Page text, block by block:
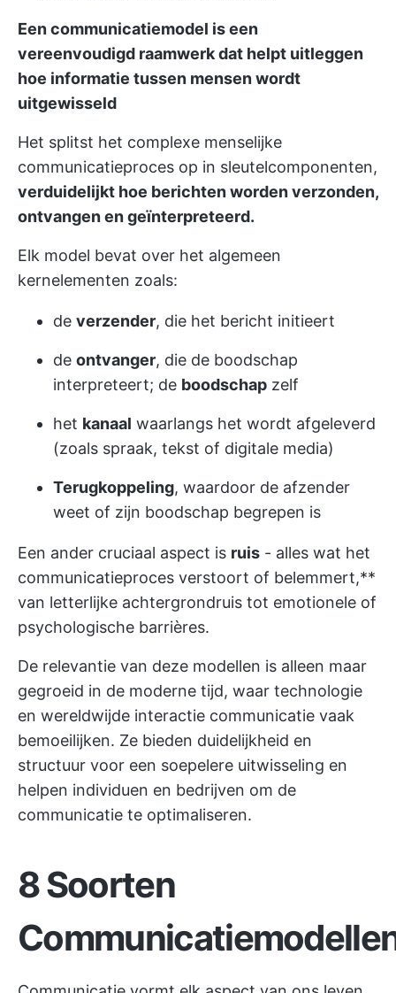
Een communicatiemodel is een
vereenvoudigd raamwerk dat helpt uitleggen
hoe informatie tussen mensen wordt
uitgewisseld
Het splitst het complexe menselijke
communicatieproces op in sleutelcomponenten,
verduidelijkt hoe berichten worden verzonden,
ontvangen en geïnterpreteerd.
Elk model bevat over het algemeen
kernelementen zoals:
de verzender, die het bericht initieert
de ontvanger, die de boodschap
interpreteert; de boodschap zelf
het kanaal waarlangs het wordt afgeleverd
(zoals spraak, tekst of digitale media)
Terugkoppeling, waardoor de afzender
weet of zijn boodschap begrepen is
Een ander cruciaal aspect is ruis - alles wat het
communicatieproces verstoort of belemmert,**
van letterlijke achtergrondruis tot emotionele of
psychologische barrières.
De relevantie van deze modellen is alleen maar
gegroeid in de moderne tijd, waar technologie
en wereldwijde interactie communicatie vaak
bemoeilijken. Ze bieden duidelijkheid en
structuur voor een soepelere uitwisseling en
helpen individuen en bedrijven om de
communicatie te optimaliseren.
8 Soorten